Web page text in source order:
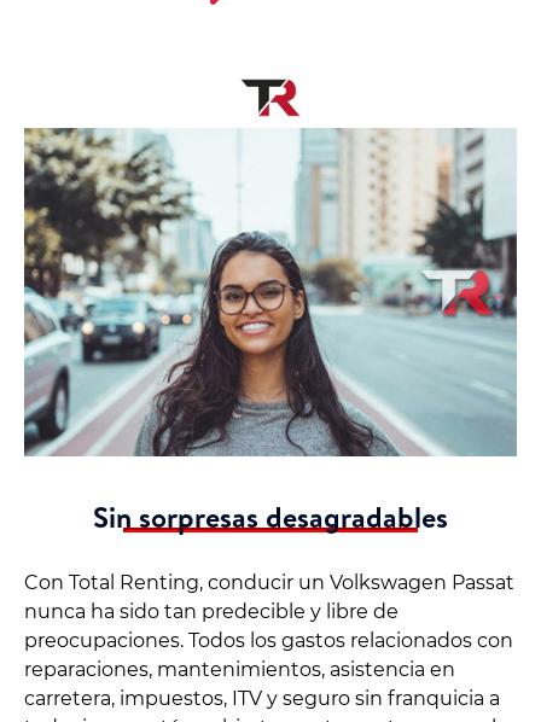
Sin sorpresas desagradables
Con Total Renting, conducir un Volkswagen Passat
nunca ha sido tan predecible y libre de
preocupaciones. Todos los gastos relacionados con
reparaciones, mantenimientos, asistencia en
carretera, impuestos, ITV y seguro sin franquicia a